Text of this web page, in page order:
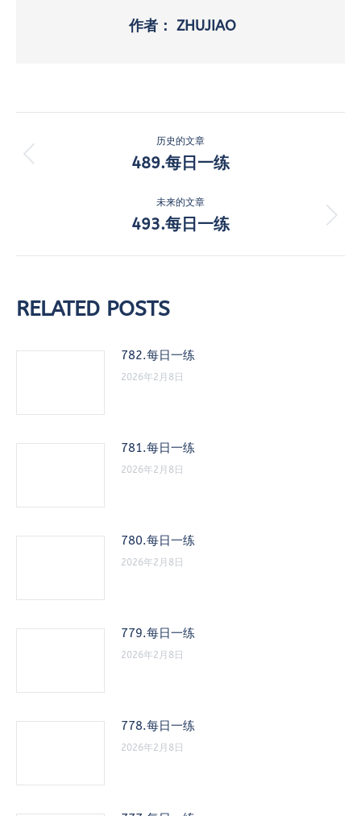
作者： ZHUJIAO
章
历史的文章
历
的
文
章：
489.每日一练
未来的文章
未
的
493.每日一练
RELATED POSTS
782.每日一练
2026年2月8日
781.每日一练
2026年2月8日
780.每日一练
2026年2月8日
779.每日一练
2026年2月8日
778.每日一练
2026年2月8日